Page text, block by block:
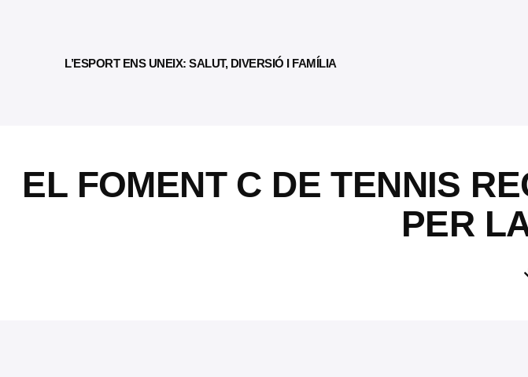
L’ESPORT ENS UNEIX: SALUT, DIVERSIÓ I FAMÍLIA
EL FOMENT C DE TENNIS
PER